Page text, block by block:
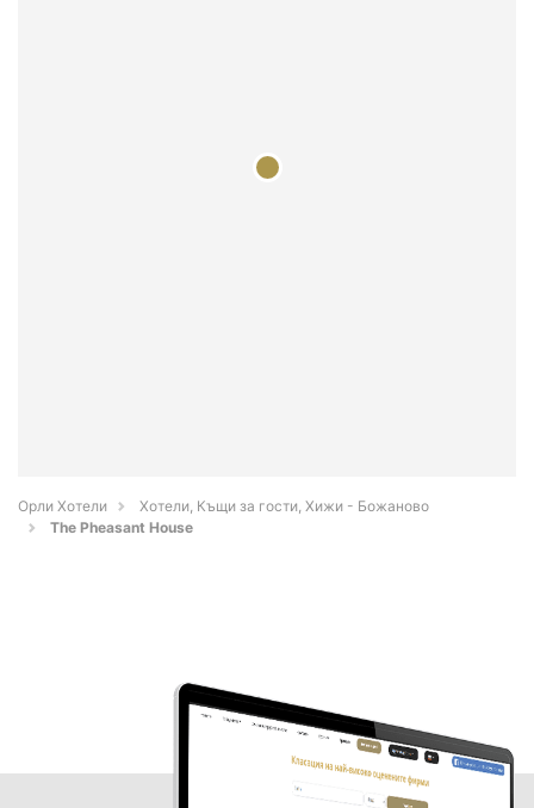
Орли Хотели
Хотели, Къщи за гости, Хижи - Божаново
The Pheasant House